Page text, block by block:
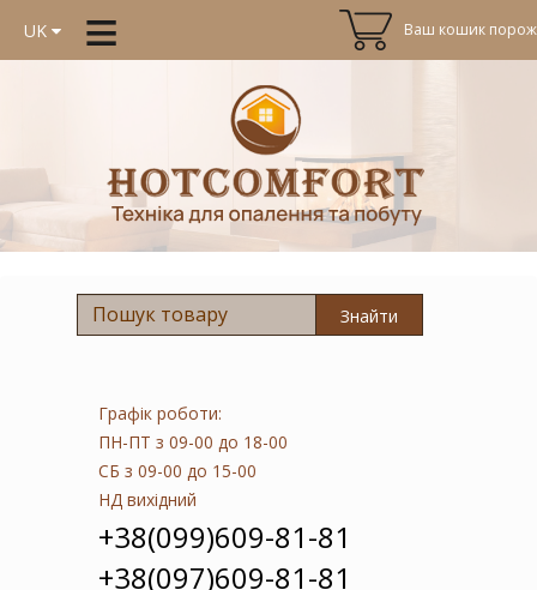
UK ≡ Ваш кошик
Знайти
Графік роботи:
ПН-ПТ з 09-00 до 18-00
СБ з 09-00 до 15-00
НДвихідний
+38(099)609-81-81
+38(097)609-81-81